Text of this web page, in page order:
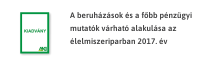
A beruházások és a főbb pénzügyi
mutatók várható alakulása az
élelmiszeriparban 2017. év